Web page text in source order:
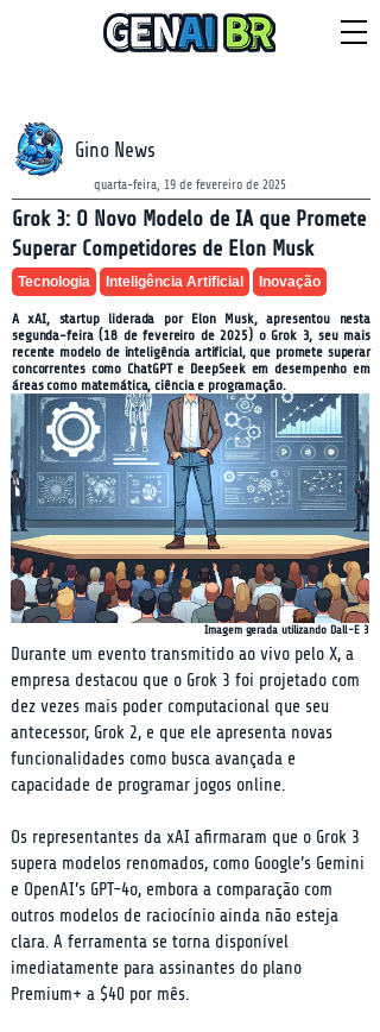
Gino News
quarta-feira, 19 de fevereiro de 2025
Grok 3: O Novo Modelo de IA que Promete
Superar Competidores de Elon Musk
Tecnologia Inteligência Artificial Inovação
A xAI, startup liderada por Elon Musk, apresentou nesta
segunda-feira (18 de fevereiro de 2025) o Grok 3, seu mais
recente modelo de inteligência artificial, que promete superar
concorrentes como ChatGPT e DeepSeek em desempenho em
áreas como matemática, ciência e programação.
Imagem gerada utilizando Dall-E 3
Durante um evento transmitido ao vivo pelo X, a
empresa destacou que o Grok 3 foi projetado com
dez vezes mais poder computacional que seu
antecessor, Grok 2, e que ele apresenta novas
funcionalidades como busca avançada e
capacidade de programar jogos online.
Os representantes da xAI afirmaram que o Grok 3
supera modelos renomados, como Google’s Gemini
e OpenAI’s GPT-4o, embora a comparação com
outros modelos de raciocínio ainda não esteja
clara. A ferramenta se torna disponível
imediatamente para assinantes do plano
Premium+ a $40 por mês.